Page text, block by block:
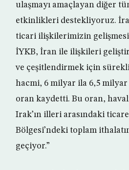
ulaşmayı amaçlayan diğer
etkinlikleri destekliyoruz.
ticari ilişkilerimizin
İYKB, İran ile ilişkileri
ve çeşitlendirmek için sürekli
hacmi, 6 milyar ila 6,5 milyar
oran kaydetti. Bu oran,
Irak’ın illeri arasındaki
Bölgesi’ndeki toplam
geçiyor.”